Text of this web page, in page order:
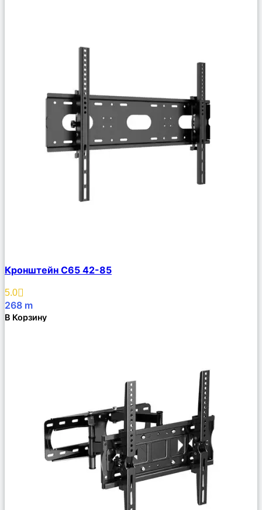
Описание
Избранное
Кронштейн C65 42-85
5.0
268 m
В Корзину